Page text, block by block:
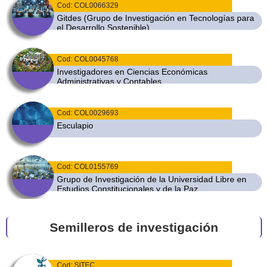
Cod: COL0066329
Gitdes (Grupo de Investigación en Tecnologías para
el Desarrollo Sostenible)
Cod: COL0045768
Investigadores en Ciencias Económicas
Administrativas y Contables
Cod: COL0029693
Esculapio
Cod: COL0155769
Grupo de Investigación de la Universidad Libre en
Estudios Constitucionales y de la Paz
Educación y Desarrollo Humano
Semilleros de investigación
Cod: SITEC